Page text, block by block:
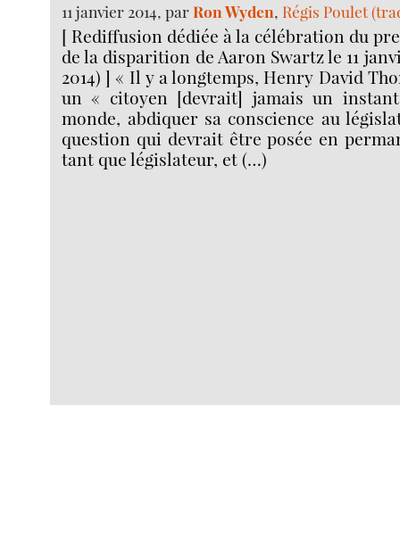
11 janvier 2014, parRon Wyden, Régis Poulet
[ Rediffusion dédiée à la célébration du
de la disparition de Aaron Swartz le 11
2014) ] « Il y a longtemps, Henry David
un « citoyen [devrait] jamais un
monde, abdiquer sa conscience au
question qui devrait être posée en
tant que législateur, et (…)